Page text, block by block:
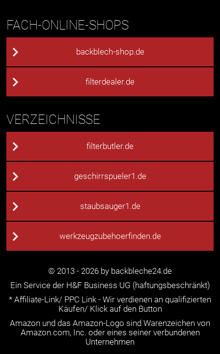
FACH-ONLINE-SHOPS
backblech-shop.de
filterdealer.de
VERZEICHNISSE
filterbutler.de
geschirrspueler1.de
staubsauger1.de
werkzeugzubehoerfinden.de
© 2013 - 2026 by backbleche24.de
Ein Service der H&F Business UG (haftungsbeschränkt)
* Affiliate-Link/ PPC Link - Wir verdienen an qualifizierten
Käufen/ Klick auf den Button
Amazon und das Amazon-Logo sind Warenzeichen von
Amazon.com, Inc. oder eines seiner verbundenen
Unternehmen